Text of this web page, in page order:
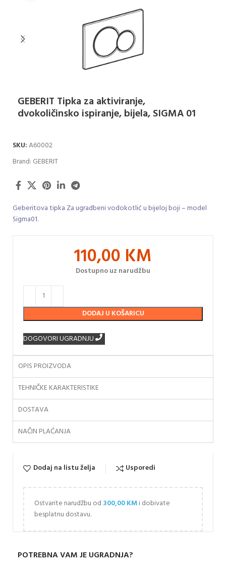
GEBERIT Tipka za aktiviranje,
dvokoličinsko ispiranje, bijela, SIGMA 01
SKU:A60002
Brand: GEBERIT
Geberitova tipka Za ugradbeni vodokotlić u bijeloj boji – model
Sigma01.
110,00 KM
Dostupno uz narudžbu
DODAJ U KOŠARICU
DOGOVORI UGRADNJU
OPIS PROIZVODA
TEHNIČKE KARAKTERISTIKE
DOSTAVA
NAČIN PLAĆANJA
Dodaj na listu želja Usporedi
Ostvarite narudžbu od 300,00KMi dobivate
besplatnu dostavu.
POTREBNA VAM JE UGRADNJA?